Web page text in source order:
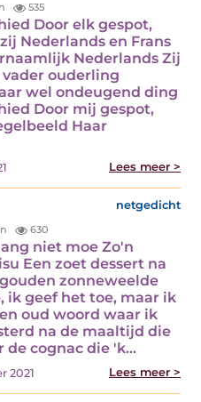
535
Door elk gespot,
Nederlands en Frans
Nederlands Zij
ouderling
wel ondeugend ding
Door mij gespot,
Haar
Lees meer >
netgedicht
630
niet moe Zo'n
Een zoet dessert na
zonneweelde
ik geef het toe, maar ik
oud woord waar ik
na de maaltijd die
de cognac die 'k…
2021 Lees meer >